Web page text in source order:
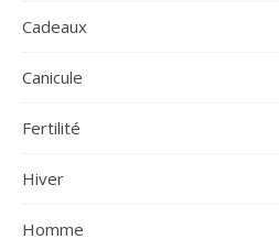
Cadeaux
Canicule
Fertilité
Hiver
Homme